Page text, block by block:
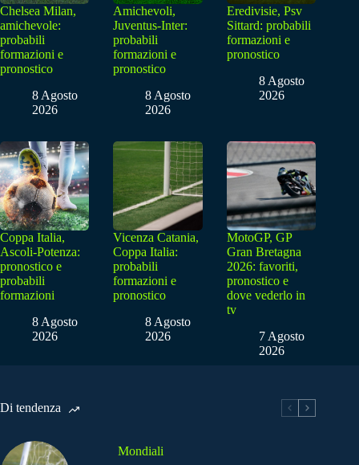
Chelsea Milan,
amichevole:
probabili
formazioni e
pronostico
8 Agosto
2026
Amichevoli,
Juventus-Inter:
probabili
formazioni e
pronostico
8 Agosto
2026
Eredivisie, Psv
Sittard: probabili
formazioni e
pronostico
8 Agosto
2026
Coppa Italia,
Ascoli-Potenza:
pronostico e
probabili
formazioni
8 Agosto
2026
Vicenza Catania,
Coppa Italia:
probabili
formazioni e
pronostico
8 Agosto
2026
MotoGP, GP
Gran Bretagna
2026: favoriti,
pronostico e
dove vederlo in
tv
7 Agosto
2026
Di tendenza
Mondiali